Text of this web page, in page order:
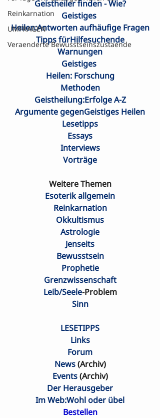
Reinkarnation
UMFRAGEN
Veraenderte Bewusstseinszustaende
Geistheiler finden - Wie?
Geistiges
Heilen:Antworten aufhäufige Fragen
Tipps fürHilfesuchende
Warnungen
Geistiges
Heilen: Forschung
Methoden
Geistheilung:Erfolge A-Z
Argumente gegenGeistiges Heilen
Lesetipps
Essays
Interviews
Vorträge
Weitere Themen
Esoterik allgemein
Reinkarnation
Okkultismus
Astrologie
Jenseits
Bewusstsein
Prophetie
Grenzwissenschaft
Leib/Seele-Problem
Sinn
LESETIPPS
Links
Forum
News (Archiv)
Events (Archiv)
Der Herausgeber
Im Web:Wohl oder übel
Bestellen